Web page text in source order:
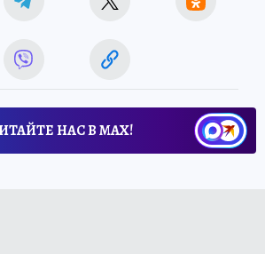
НАС В МАХ!